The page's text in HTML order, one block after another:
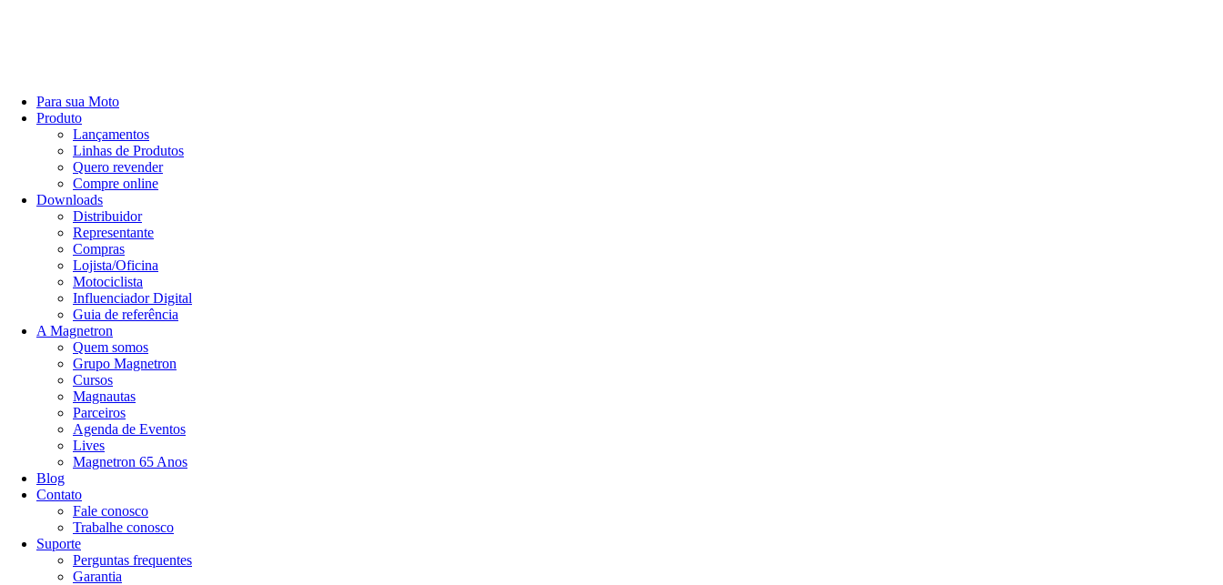
Para sua Moto
Produto
Lançamentos
Linhas de Produtos
Quero revender
Compre online
Downloads
Distribuidor
Representante
Compras
Lojista/Oficina
Motociclista
Influenciador Digital
Guia de referência
A Magnetron
Quem somos
Grupo Magnetron
Cursos
Magnautas
Parceiros
Agenda de Eventos
Lives
Magnetron 65 Anos
Blog
Contato
Fale conosco
Trabalhe conosco
Suporte
Perguntas frequentes
Garantia